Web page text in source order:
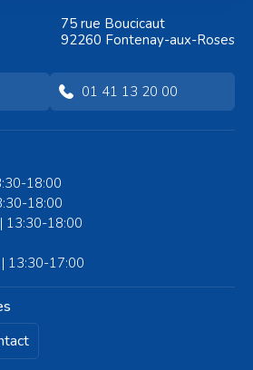
le
Augustin-Pajou pour un
nouvel après-midi
d'animations en plein air.
75 rue Boucicaut
92260 Fontenay-aux-Roses
01 41 13 20 00
18:00
18:00
13:30-18:00
13:30-17:00